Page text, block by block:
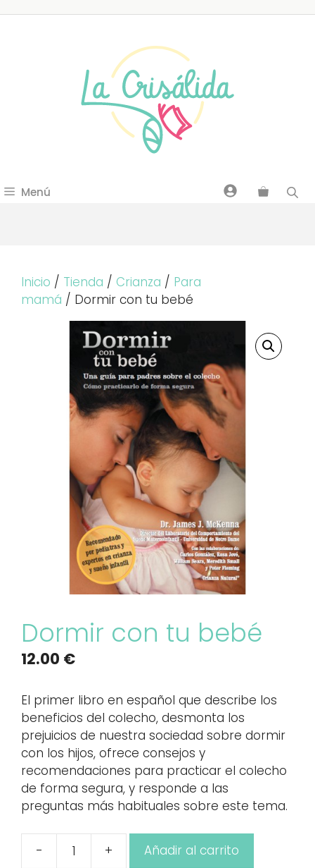
Menú
Inicio / Tienda / Crianza / Para
mamá / Dormir con tu bebé
Dormir con tu bebé
12.00 €
El primer libro en español que describe los
beneficios del colecho, desmonta los
prejuicios de nuestra sociedad sobre dormir
con los hijos, ofrece consejos y
recomendaciones para practicar el colecho
de forma segura, y responde a las
preguntas más habituales sobre este tema.
-
Dormir
+ Añadir al carrito